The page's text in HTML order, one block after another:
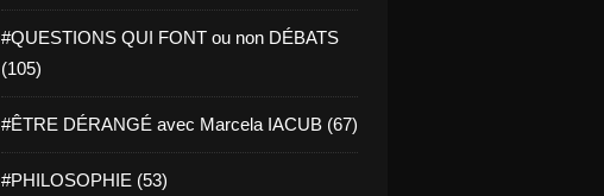
#QUESTIONS QUI FONT ou non DÉBATS
(105)
#ÊTRE DÉRANGÉ avec Marcela IACUB (67)
#PHILOSOPHIE (53)